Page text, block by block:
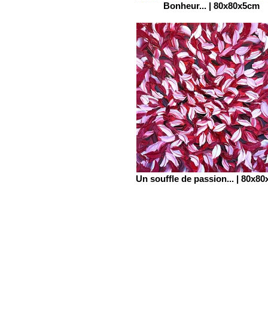
Bonheur... | 80x80x5cm
Un souffle de passion... |